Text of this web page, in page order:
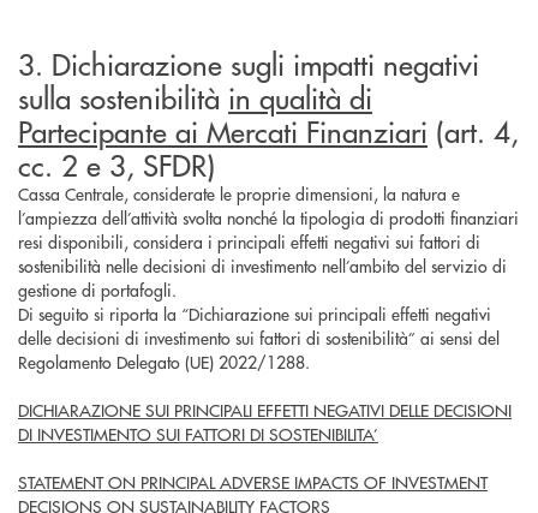
3. Dichiarazione sugli impatti negativi
sulla sostenibilità in qualità di
Partecipante ai Mercati Finanziari (art. 4,
cc. 2 e 3, SFDR)
Cassa Centrale, considerate le proprie dimensioni, la natura e
l’ampiezza dell’attività svolta nonché la tipologia di prodotti finanziari
resi disponibili, considera i principali effetti negativi sui fattori di
sostenibilità nelle decisioni di investimento nell’ambito del servizio di
gestione di portafogli.
Di seguito si riporta la “Dichiarazione sui principali effetti negativi
delle decisioni di investimento sui fattori di sostenibilità” ai sensi del
Regolamento Delegato (UE) 2022/1288.
DICHIARAZIONE SUI PRINCIPALI EFFETTI NEGATIVI DELLE DECISIONI
DI INVESTIMENTO SUI FATTORI DI SOSTENIBILITA’
STATEMENT ON PRINCIPAL ADVERSE IMPACTS OF INVESTMENT
DECISIONS ON SUSTAINABILITY FACTORS